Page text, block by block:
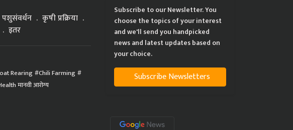
पशुसंवर्धन
कृषी प्रक्रिया
इतर
Goat Rearing
Chili Farming
Health मानवी आरोग्य
Subscribe to our Newsletter. You
choose the topics of your interest
and we'll send you handpicked
news and latest updates based on
your choice.
Subscribe Newsletters